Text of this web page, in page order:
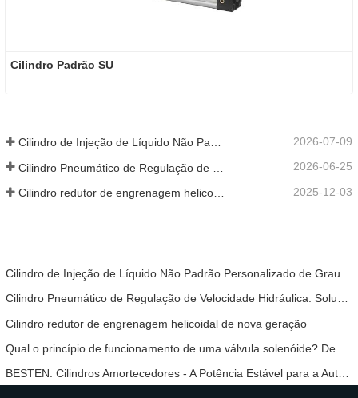
Cilindro Padrão SU
Cilindro de Injeção de Líquido Não Padrão Personalizado de Grau Alimentar 2026-07-09
2026-06-25
2025-12-03
Cilindro Pneumático de Regulação de Velocidade Hidráulica: Solução de Movimento Estável e Sem Choques para Equipamentos Automatizados
Cilindro redutor de engrenagem helicoidal de nova geração
BESTEN: Cilindros Amortecedores - A Potência Estável para a Automação Industrial